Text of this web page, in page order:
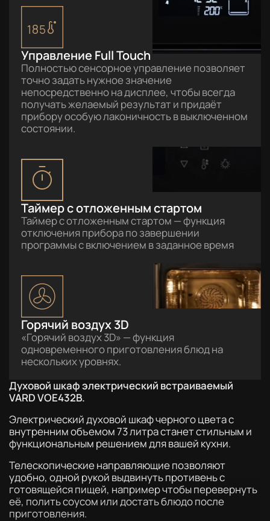
Управление Full Touch
Полностью сенсорное управление позволяет
точно задать нужное значение
непосредственно на дисплее, чтобы всегда
получать желаемый результат и придаёт
прибору особую лаконичность в выключенном
состоянии.
Таймер с отложенным стартом
Таймер с отложенным стартом — функция
отключения прибора по завершении
программы с включением в заданное время
Горячий воздух 3D
«Горячий воздух 3D» — функция
одновременного приготовления блюд на
нескольких уровнях.
Духовой шкаф электрический встраиваемый
VARD VOE432B.
Электрический духовой шкаф черного цвета с
внутренним объемом 73 литра станет стильным и
функциональным решением для вашей кухни.
Телескопические направляющие позволяют
удобно, одной рукой выдвинуть противень с
готовящейся пищей, например чтобы перевернуть
её, полить соусом или достать блюдо после
приготовления.